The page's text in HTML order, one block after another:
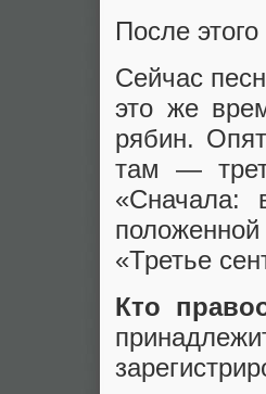
После
Сейчас
это же
рябин.
там —
«Сначала:
«Третье
Кто